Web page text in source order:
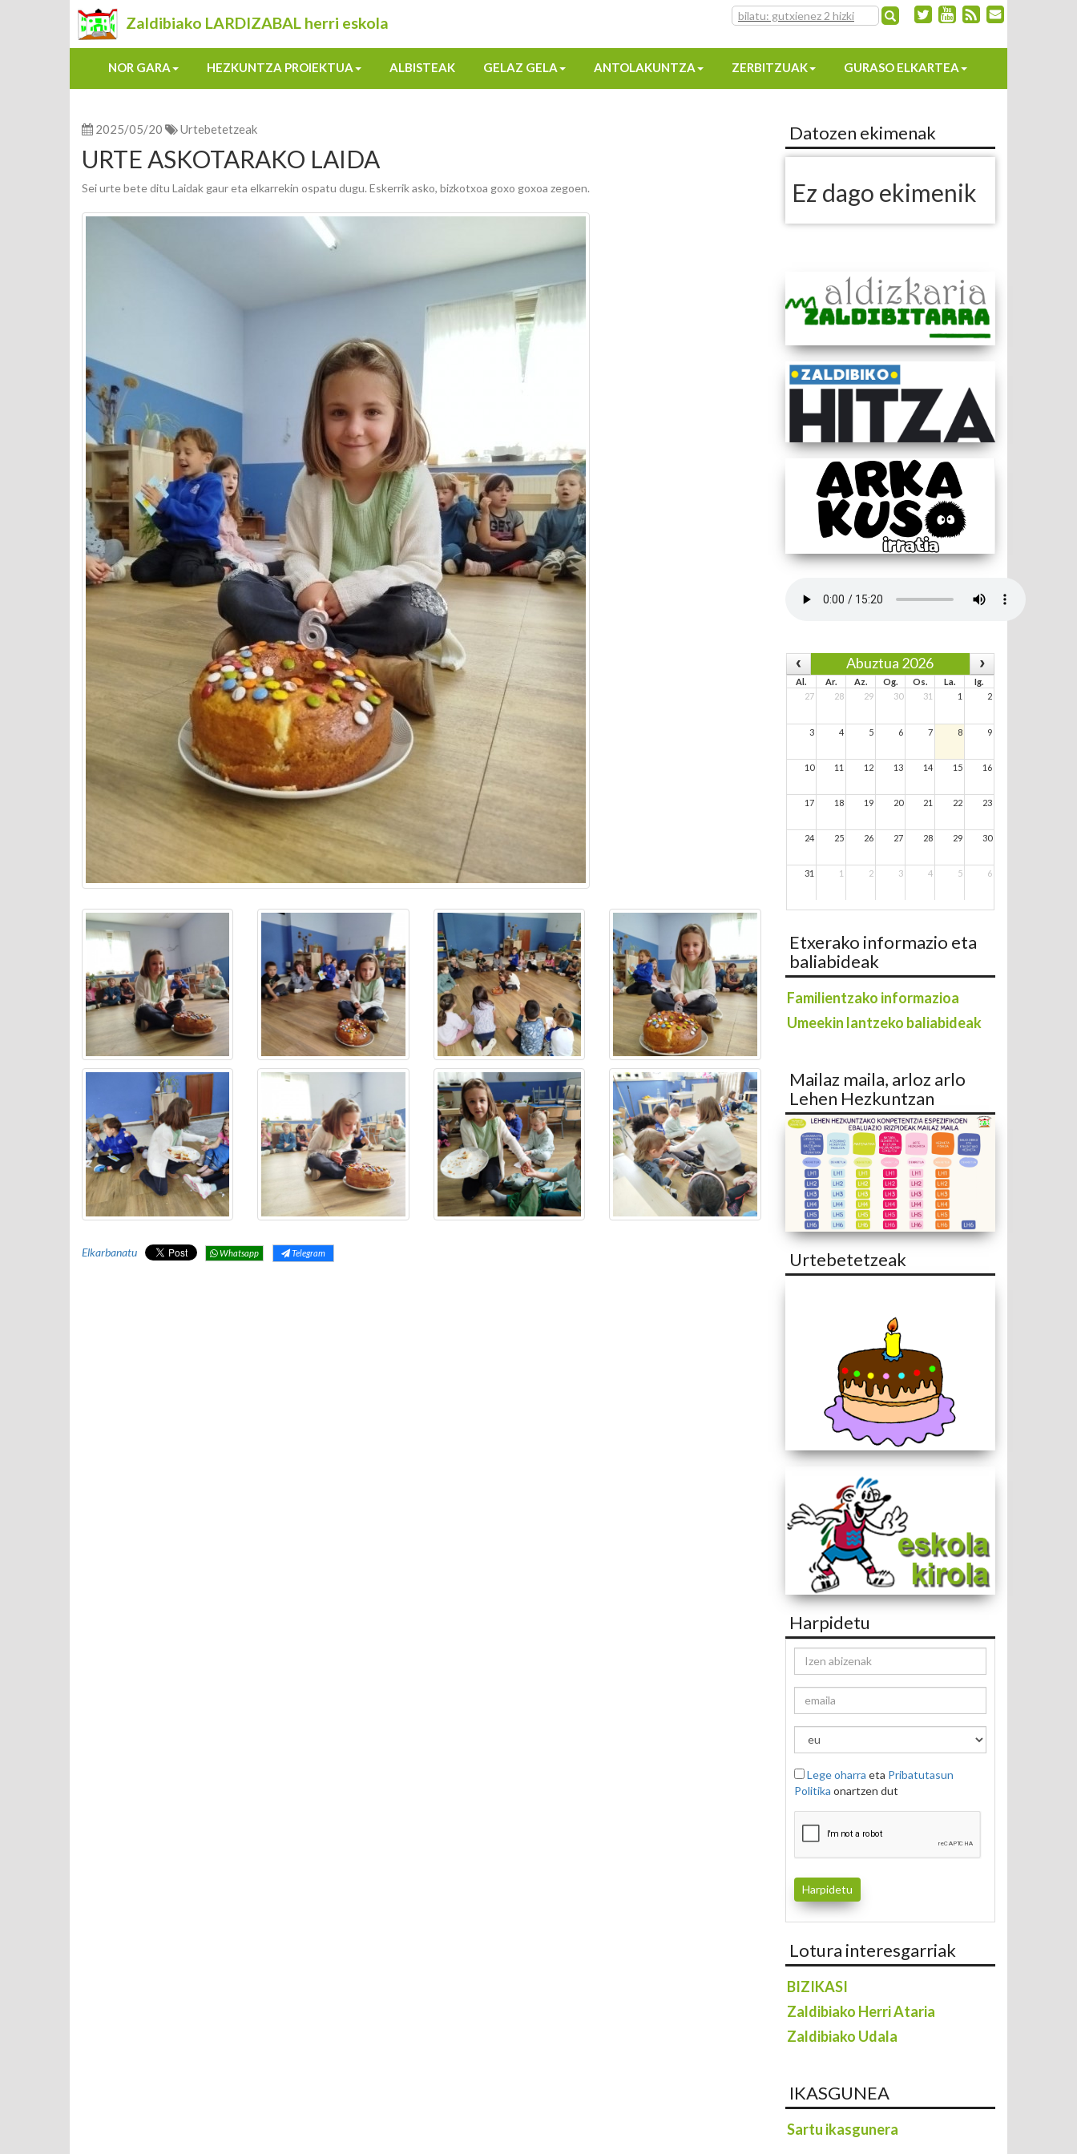
Zaldibiako LARDIZABAL herri eskola
NOR GARA HEZKUNTZA PROIEKTUA ALBISTEAK GELAZ GELA ANTOLAKUNTZA ZERBITZUAK GURASO ELKARTEA
2025/05/20 Urtebetetzeak
URTE ASKOTARAKO LAIDA
Sei urte bete ditu Laidak gaur eta elkarrekin ospatu dugu. Eskerrik asko, bizkotxoa goxo goxoa zegoen.
Elkarbanatu Whatsapp Telegram
Datozen ekimenak
Ez dago ekimenik
Abuztua 2026
Al. Ar. Az. Og. Os. La.
Ig.
27
28 29 30 31 1 2
3 4 5 6 7 8 9
10 11 12 13 14 15 16
17 18 19 20 21 22 23
24 25 26 27 28 29 30
31 1 2 3 4 5 6
Etxerako informazio eta
baliabideak
Familientzako informazioa
Umeekin lantzeko baliabideak
Mailaz maila, arloz arlo
Lehen Hezkuntzan
Urtebetetzeak
Harpidetu
Lege oharra eta Pribatutasun
Politika onartzen dut
Lotura interesgarriak
BIZIKASI
Zaldibiako Herri Ataria
Zaldibiako Udala
IKASGUNEA
Sartu ikasgunera